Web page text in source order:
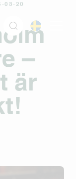
03-20
–
är